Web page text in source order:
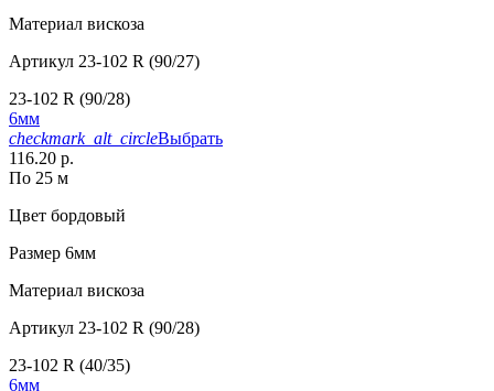
Материал вискоза
Артикул 23-102 R (90/27)
23-102 R (90/28)
6мм
checkmark_alt_circleВыбрать
116.20 р.
По 25 м
Цвет бордовый
Размер 6мм
Материал вискоза
Артикул 23-102 R (90/28)
23-102 R (40/35)
6мм